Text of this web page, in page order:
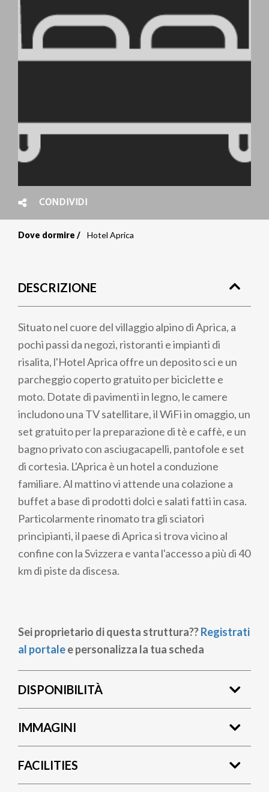
CONDIVIDI
pane
Dove dormire Hotel Aprica
DESCRIZIONE
Situato nel cuore del villaggio alpino di Aprica, a
pochi passi da negozi, ristoranti e impianti di
risalita, l'Hotel Aprica offre un deposito sci e un
parcheggio coperto gratuito per biciclette e
moto. Dotate di pavimenti in legno, le camere
includono una TV satellitare, il WiFi in omaggio, un
set gratuito per la preparazione di tè e caffè, e un
bagno privato con asciugacapelli, pantofole e set
di cortesia. L'Aprica è un hotel a conduzione
familiare. Al mattino vi attende una colazione a
buffet a base di prodotti dolci e salati fatti in casa.
Particolarmente rinomato tra gli sciatori
principianti, il paese di Aprica si trova vicino al
confine con la Svizzera e vanta l'accesso a più di 40
km di piste da discesa.
Sei proprietario di questa struttura??Registrati
al portalee personalizza la tua scheda
DISPONIBILITÀ
IMMAGINI
FACILITIES